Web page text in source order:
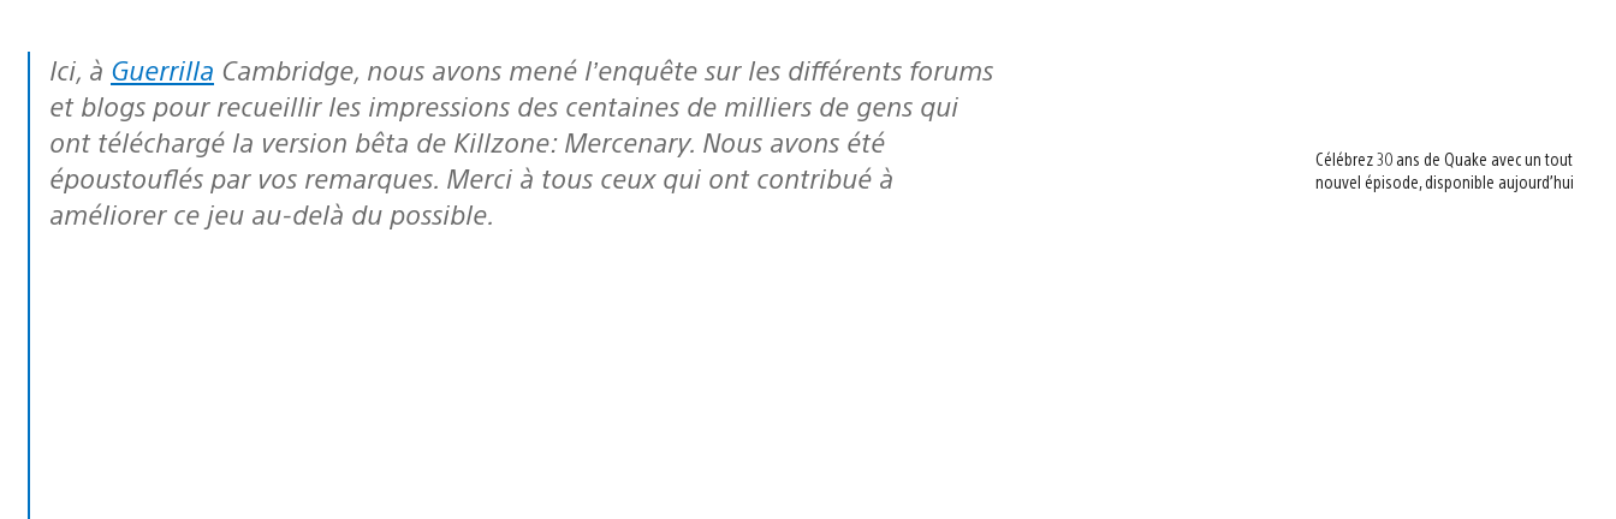
Ici, à Guerrilla Cambridge, nous avons mené l’enquête sur les différents forums
et blogs pour recueillir les impressions des centaines de milliers de gens qui
ont téléchargé la version bêta de Killzone: Mercenary. Nous avons été
époustouflés par vos remarques. Merci à tous ceux qui ont contribué à
améliorer ce jeu au-delà du possible.
Célébrez 30 ans de Quake avec un tout
nouvel épisode, disponible aujourd’hui